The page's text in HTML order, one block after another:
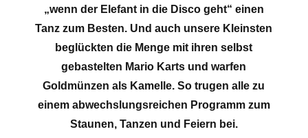
„wenn der Elefant in die Disco geht“ einen
Tanz zum Besten. Und auch unsere Kleinsten
beglückten die Menge mit ihren selbst
gebastelten Mario Karts und warfen
Goldmünzen als Kamelle. So trugen alle zu
einem abwechslungsreichen Programm zum
Staunen, Tanzen und Feiern bei.